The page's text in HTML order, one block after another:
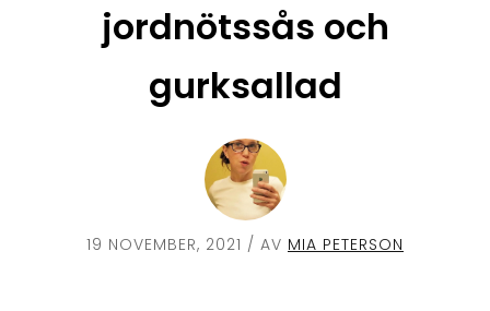
jordnötssås och
gurksallad
19 NOVEMBER, 2021 / AV MIA PETERSON